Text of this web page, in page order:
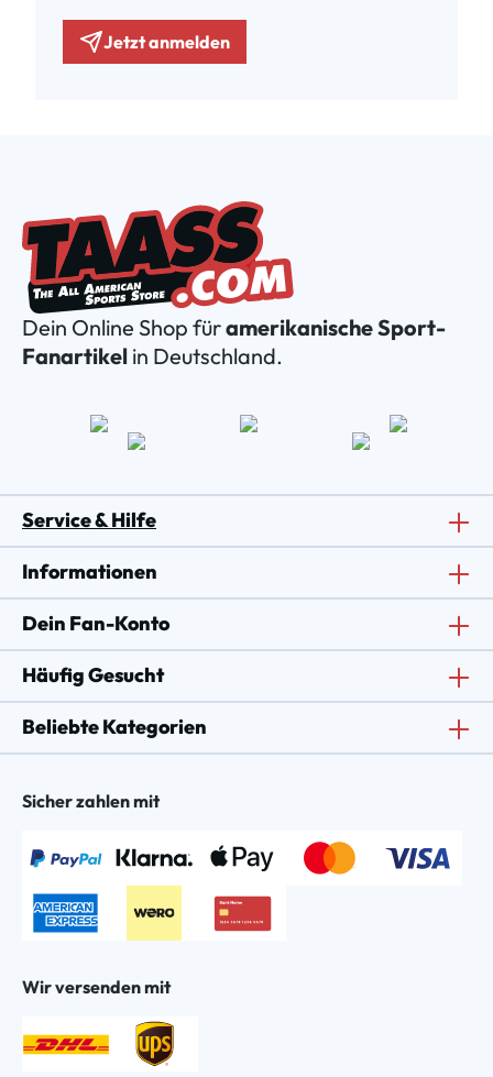
Jetzt anmelden
Dein Online Shop füramerikanische Sport-
Fanartikel in Deutschland.
Service & Hilfe
Informationen
Dein Fan-Konto
Häufig Gesucht
Beliebte Kategorien
Sicher zahlen mit
Wir versenden mit